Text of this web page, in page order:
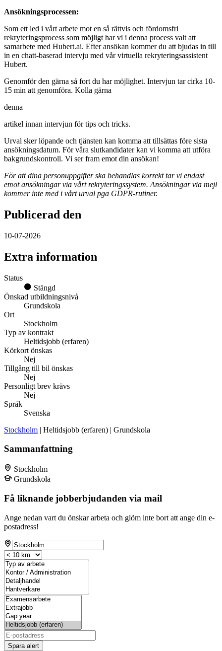
Ansökningsprocessen:
Som ett led i vårt arbete mot en så rättvis och fördomsfri
rekryteringsprocess som möjligt har vi i denna process valt att
samarbete med Hubert.ai. Efter ansökan kommer du att bjudas in till
in en chatt-baserad intervju med vår virtuella rekryteringsassistent
Hubert.
Genomför den gärna så fort du har möjlighet. Intervjun tar cirka 10-
15 min att genomföra. Kolla gärna
denna
artikel innan intervjun för tips och tricks.
Urval sker löpande och tjänsten kan komma att tillsättas före sista
ansökningsdatum. För våra slutkandidater kan vi komma att utföra
bakgrundskontroll. Vi ser fram emot din ansökan!
För att dina personuppgifter ska behandlas korrekt tar vi endast
emot ansökningar via vårt rekryteringssystem. Ansökningar via mejl
kommer inte med i vårt urval pga GDPR-rutiner.
Publicerad den
10-07-2026
Extra information
Status
Stängd
Önskad utbildningsnivå
Grundskola
Ort
Stockholm
Typ av kontrakt
Heltidsjobb (erfaren)
Körkort önskas
Nej
Tillgång till bil önskas
Nej
Personligt brev krävs
Nej
Språk
Svenska
Stockholm | Heltidsjobb (erfaren) | Grundskola
Sammanfattning
Stockholm
Grundskola
Få liknande jobberbjudanden via mail
Ange nedan vart du önskar arbeta och glöm inte bort att ange din e-
postadress!
Spara alert